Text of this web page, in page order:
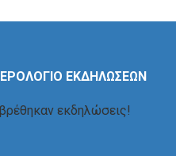
ΕΚΔΗΛΩΣΕΩΝ
εκδηλώσεις!